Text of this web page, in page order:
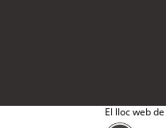
El lloc web